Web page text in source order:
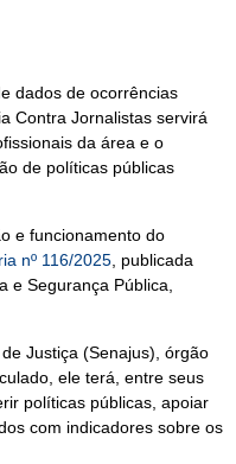
dados de ocorrências
Contra Jornalistas servirá
da área e o
de políticas públicas
e funcionamento do
nº 116/2025 , publicada
e Segurança Pública,
Justiça (Senajus), órgão
ele terá, entre seus
políticas públicas, apoiar
com indicadores sobre os